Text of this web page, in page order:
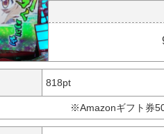
818pt
※Amazonギフト券